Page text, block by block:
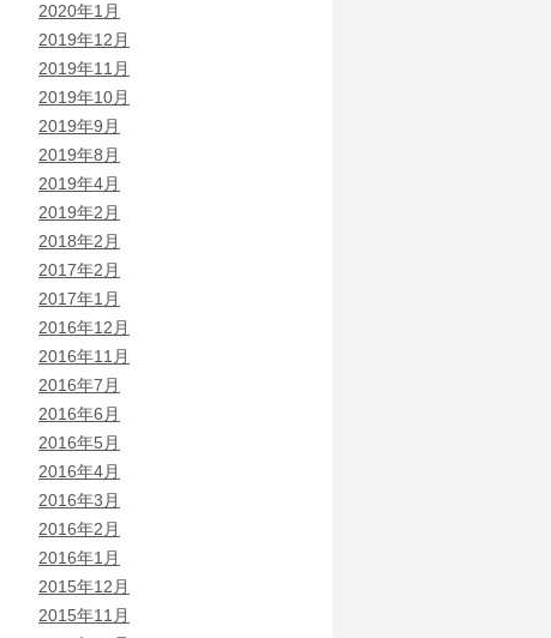
2020年1月
2019年12月
2019年11月
2019年10月
2019年9月
2019年8月
2019年4月
2019年2月
2018年2月
2017年2月
2017年1月
2016年12月
2016年11月
2016年7月
2016年6月
2016年5月
2016年4月
2016年3月
2016年2月
2016年1月
2015年12月
2015年11月